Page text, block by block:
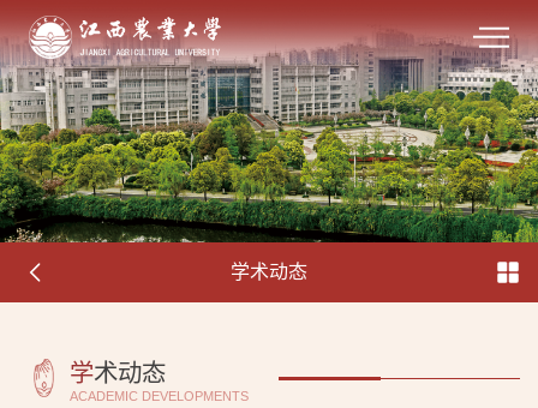
学术动态
学术动态
ACADEMIC DEVELOPMENTS